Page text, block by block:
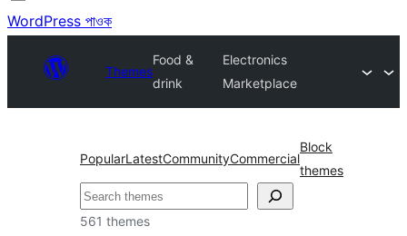
WordPress পাওক
Themes
Food &
drink
Electronics
Marketplace
PopularLatestCommunityCommercial
Block
themes
সন্ধান
কৰক
561 themes